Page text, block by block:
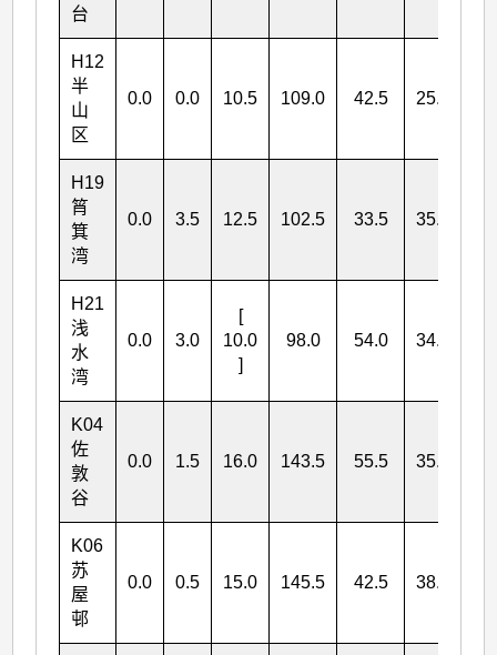
台
H12
半
山
区
0.0 0.0 10.5 109.0 42.5 25.5
H19
筲
箕
湾
0.0 3.5 12.5 102.5 33.5 35.0
H21
浅
水
湾
0.0 3.0
[
10.0
]
98.0 54.0 34.5
K04
佐
敦
谷
0.0 1.5 16.0 143.5 55.5 35.0
K06
苏
屋
邨
0.0 0.5 15.0 145.5 42.5 38.5